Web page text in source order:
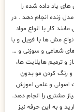
یاد داده شده را
زنده انجام دهد . در
کار با انواع مواد
مش ها با فویل و با
های شعاعی و سوزنی و …
و ترمیم هایلایت ها،
و رنگ کردن مو بدون
اصولی و علمی اموزش
مشتری را انجام دهد.
و به این حرفه نیز